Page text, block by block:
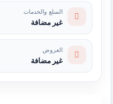
السلع والخدمات
غير مضافة
العروض
غير مضافة